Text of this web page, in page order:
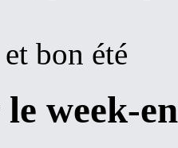
bon été
week-